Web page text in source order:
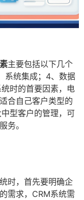
主要包括以下几个
系统集成；4、数据
时的首要因素，电
合自己客户类型的
型客户的管理，可
务。
时，首先要明确企
需求，CRM系统需